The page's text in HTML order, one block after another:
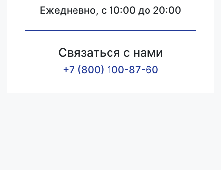
Ежедневно, с 10:00 до 20:00
Связаться с нами
+7 (800) 100-87-60